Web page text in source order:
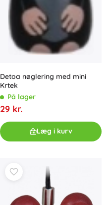
Detoa nøglering med mini
Krtek
På lager
29 kr.
Læg i kurv